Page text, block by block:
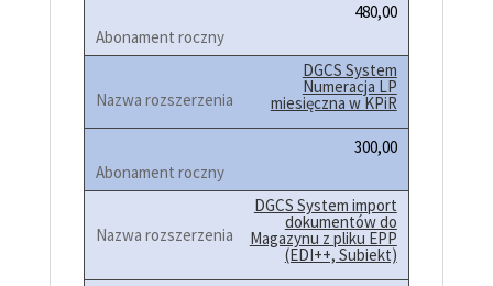
480,00
DGCS System
Numeracja LP
miesięczna w KPiR
300,00
DGCS System import
dokumentów do
Magazynu z pliku EPP
(EDI++, Subiekt)